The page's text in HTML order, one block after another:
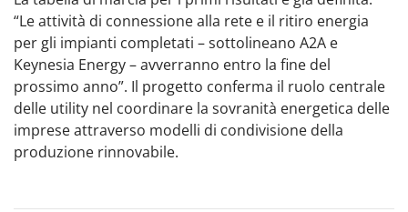
“Le attività di connessione alla rete e il ritiro energia
per gli impianti completati – sottolineano A2A e
Keynesia Energy – avverranno entro la fine del
prossimo anno”. Il progetto conferma il ruolo centrale
delle utility nel coordinare la sovranità energetica delle
imprese attraverso modelli di condivisione della
produzione rinnovabile.